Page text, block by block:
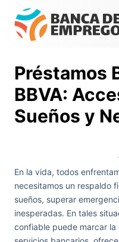
Préstamos
BBVA:
Sueños y
En la vida, todos
necesitamos un respaldo
sueños, superar
inesperadas. En tales
confiable puede marcar la